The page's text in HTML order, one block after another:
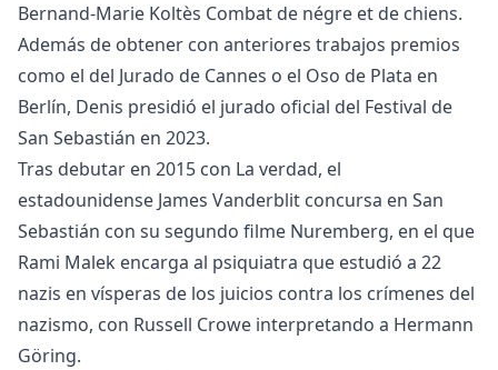
Bernand-Marie Koltès Combat de négre et de chiens.
Además de obtener con anteriores trabajos premios
como el del Jurado de Cannes o el Oso de Plata en
Berlín, Denis presidió el jurado oficial del Festival de
San Sebastián en 2023.
Tras debutar en 2015 con La verdad, el
estadounidense James Vanderblit concursa en San
Sebastián con su segundo filme Nuremberg, en el que
Rami Malek encarga al psiquiatra que estudió a 22
nazis en vísperas de los juicios contra los crímenes del
nazismo, con Russell Crowe interpretando a Hermann
Göring.